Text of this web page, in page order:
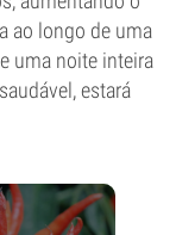
ao longo de uma
uma noite inteira
estará